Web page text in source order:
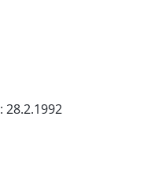
: 28.2.1992